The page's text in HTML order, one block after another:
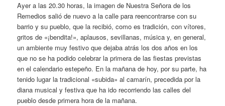
Ayer a las 20.30 horas, la imagen de Nuestra Señora de los
Remedios salió de nuevo a la calle para reencontrarse con su
barrio y su pueblo, que la recibió, como es tradición, con vítores,
gritos de «¡bendita!», aplausos, sevillanas, música y, en general,
un ambiente muy festivo que dejaba atrás los dos años en los
que no se ha podido celebrar la primera de las fiestas previstas
en el calendario estepeño. En la mañana de hoy, por su parte, ha
tenido lugar la tradicional «subida» al camarín, precedida por la
diana musical y festiva que ha ido recorriendo las calles del
pueblo desde primera hora de la mañana.